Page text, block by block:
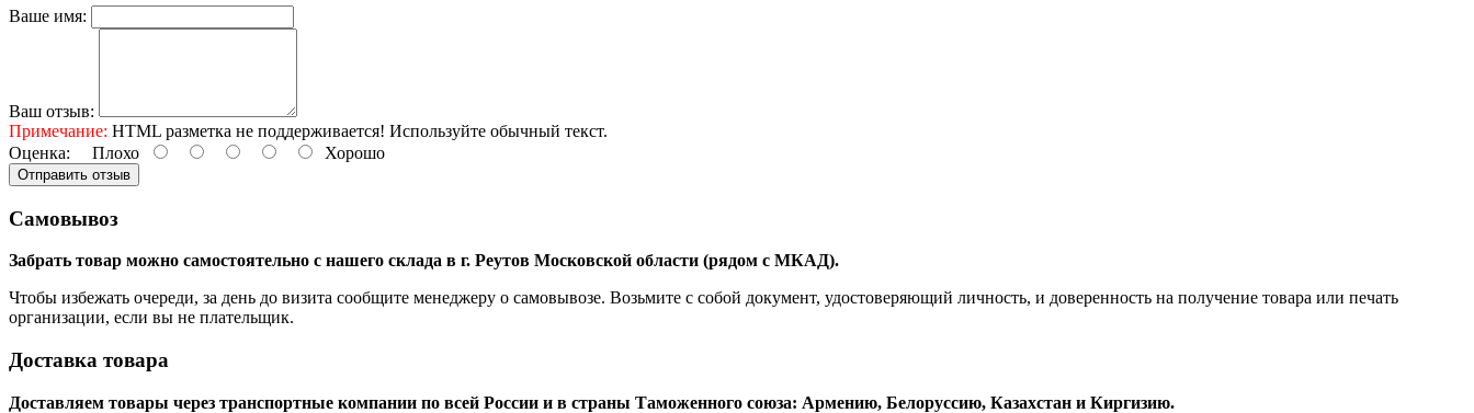
Ваше имя:
Ваш отзыв:
Примечание: HTML разметка не поддерживается! Используйте обычный текст.
Оценка: Плохо Хорошо
Отправить отзыв
Самовывоз
Забрать товар можно самостоятельно с нашего склада в г. Реутов Московской области (рядом с МКАД).
Чтобы избежать очереди, за день до визита сообщите менеджеру о самовывозе. Возьмите с собой документ, удостоверяющий личность, и доверенность на получение товара или печать
организации, если вы не плательщик.
Доставка товара
Доставляем товары через транспортные компании по всей России и в страны Таможенного союза: Армению, Белоруссию, Казахстан и Киргизию.